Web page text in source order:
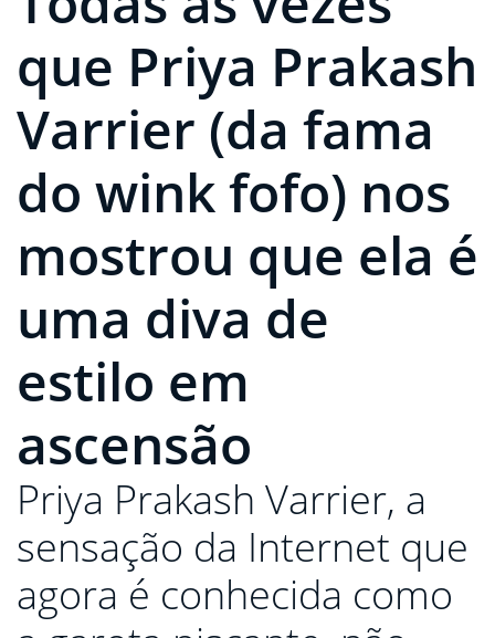
que Priya Prakash
Varrier (da fama
do wink fofo) nos
mostrou que ela é
uma diva de
estilo em
ascensão
Priya Prakash Varrier, a
sensação da Internet que
agora é conhecida como